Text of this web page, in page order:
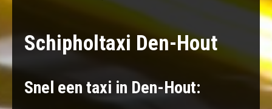
Schipholtaxi Den-Hout
Snel een taxi in Den-Hout: